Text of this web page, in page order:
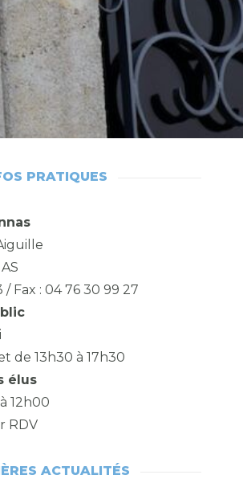
PRATIQUES
/ Fax : 04 76 30 99 27
de 13h30 à 17h30
élus
12h00
RDV
ACTUALITÉS